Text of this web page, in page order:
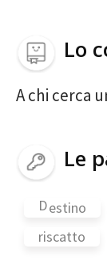
Lo
A chi cerca
Le
Destino
riscatto